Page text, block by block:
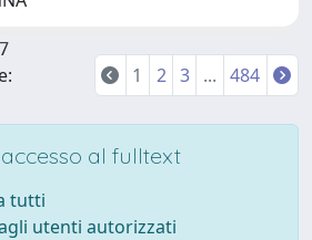
1 2 3 ... 484
al fulltext
tutti
utenti autorizzati